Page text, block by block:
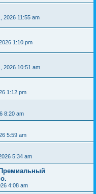
2026 11:55 am
1:10 pm
2026 10:51 am
1:12 pm
8:20 am
5:59 am
5:34 am
4:08 am